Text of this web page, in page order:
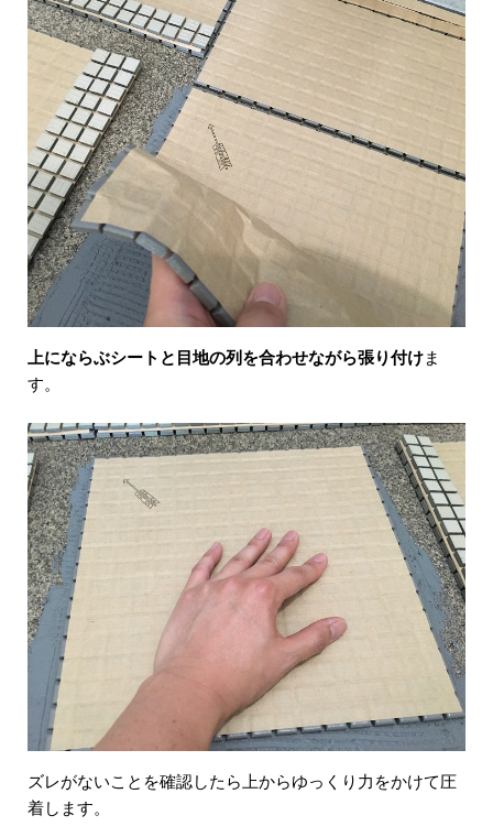
上にならぶシートと目地の列を合わせながら張り付けま
す。
ズレがないことを確認したら上からゆっくり力をかけて圧
着します。